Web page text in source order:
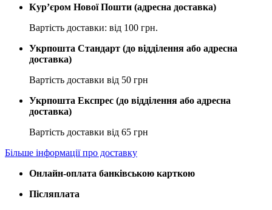
Кур’єром Нової Пошти (адресна доставка)
Вартість доставки: від 100 грн.
Укрпошта Стандарт (до відділення або адресна
доставка)
Вартість доставки від 50 грн
Укрпошта Експрес (до відділення або адресна
доставка)
Вартість доставки від 65 грн
Більше інформації про доставку
Онлайн-оплата банківською карткою
Післяплата